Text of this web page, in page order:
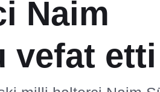
Naim
vefat etti